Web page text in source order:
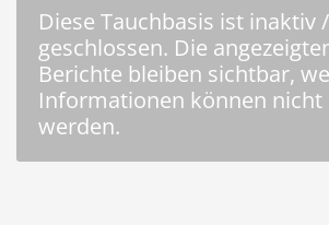
Diese Tauchbasis ist inaktiv /
geschlossen. Die
Berichte bleiben sichtbar,
Informationen können nicht
werden.